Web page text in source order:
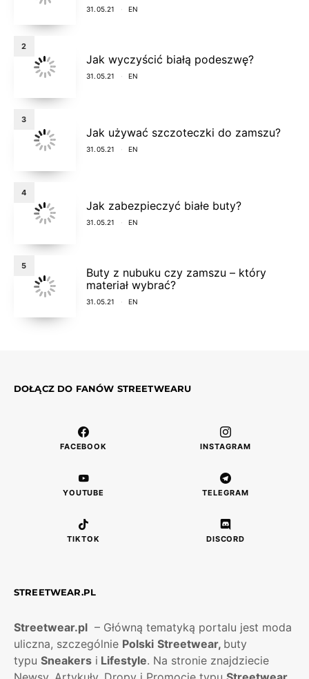
31.05.21 EN
2
Jak wyczyścić białą podeszwę?
31.05.21 EN
3
Jak używać szczoteczki do zamszu?
31.05.21 EN
4
Jak zabezpieczyć białe buty?
31.05.21 EN
5
Buty z nubuku czy zamszu – który
materiał wybrać?
31.05.21 EN
DOŁĄCZ DO FANÓW STREETWEARU
FACEBOOK INSTAGRAM
YOUTUBE TELEGRAM
TIKTOK DISCORD
STREETWEAR.PL
Streetwear.pl – Główną tematyką portalu jest moda
uliczna, szczególnie Polski Streetwear, buty
typu Sneakers i Lifestyle. Na stronie znajdziecie